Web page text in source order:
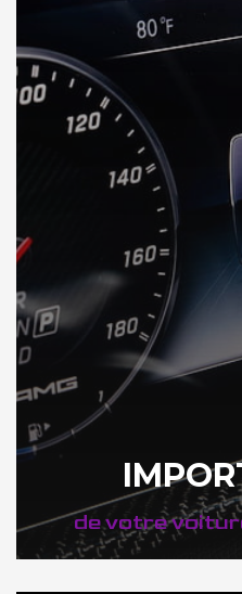
DÉCOUVREZ VOTRE
de votre